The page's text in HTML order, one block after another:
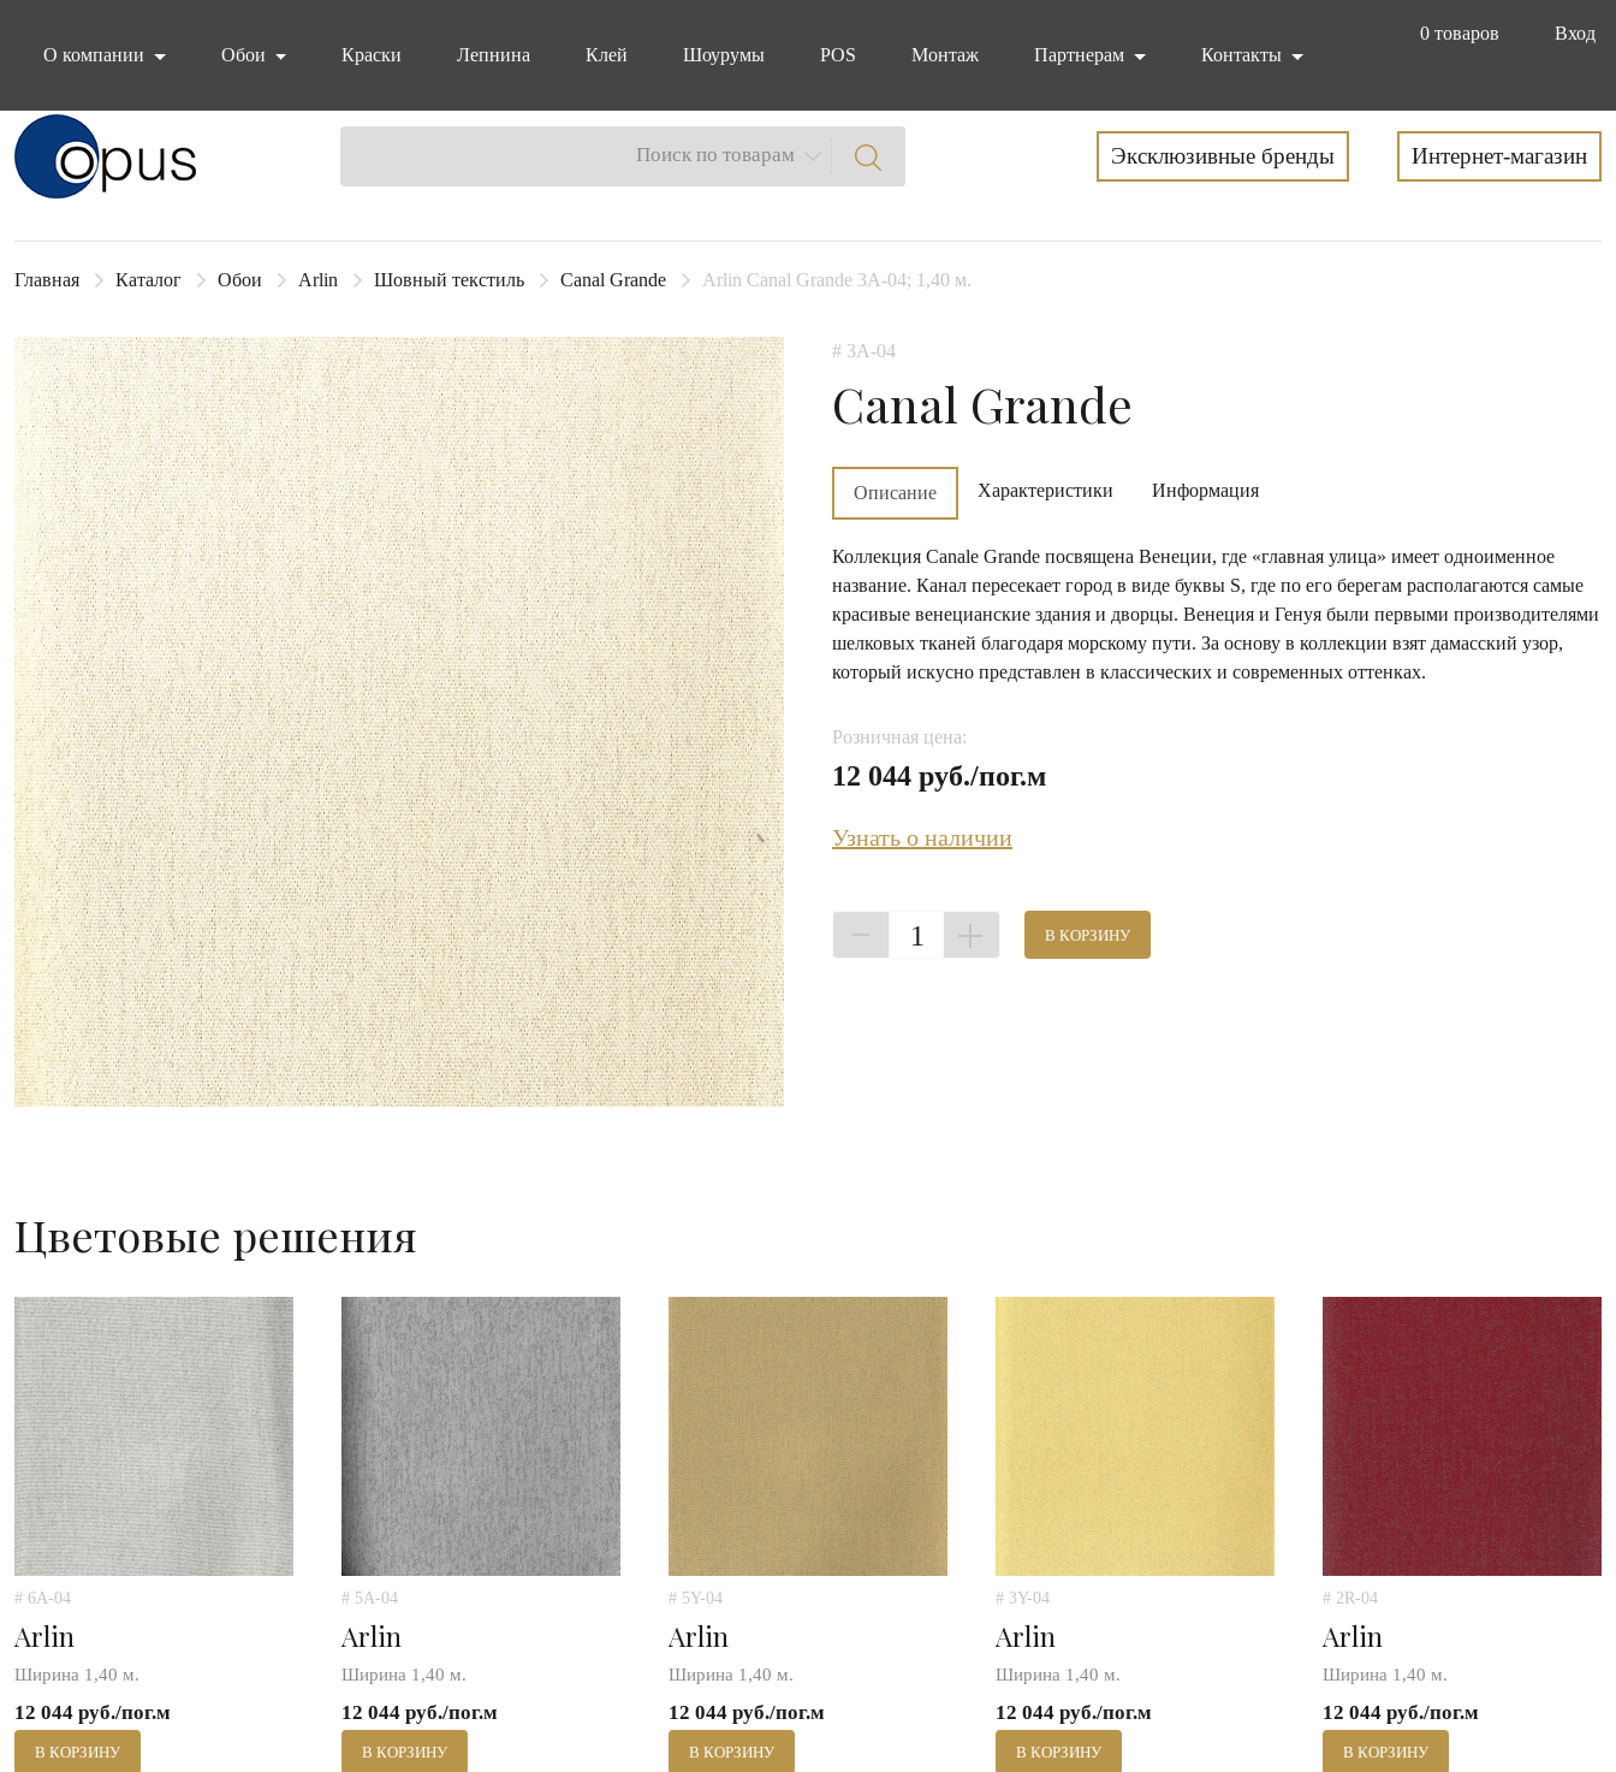
0 товаров
Вход
О компании
Обои Краски Лепнина Клей Шоурумы POS Монтаж Партнерам Контакты
Блок поиска Поиск по товарам Эксклюзивные бренды Интернет-магазин
Главная Каталог Обои Arlin Шовный текстиль Canal Grande Arlin Canal Grande 3A-04; 1,40 м.
# 3A-04
Canal Grande
Описание Характеристики Информация
Коллекция Сanale Grande посвящена Венеции, где «главная улица» имеет одноименное
название. Канал пересекает город в виде буквы S, где по его берегам располагаются самые
красивые венецианские здания и дворцы. Венеция и Генуя были первыми производителями
шелковых тканей благодаря морскому пути. За основу в коллекции взят дамасский узор,
который искусно представлен в классических и современных оттенках.
Розничная цена:
12 044 руб./пог.м
Узнать о наличии
1 В КОРЗИНУ
Цветовые решения
# 6A-04
Arlin
Ширина 1,40 м.
12 044 руб./пог.м
В КОРЗИНУ
# 5A-04
Arlin
Ширина 1,40 м.
12 044 руб./пог.м
В КОРЗИНУ
# 5Y-04
Arlin
Ширина 1,40 м.
12 044 руб./пог.м
В КОРЗИНУ
# 3Y-04
Arlin
Ширина 1,40 м.
12 044 руб./пог.м
В КОРЗИНУ
# 2R-04
Arlin
Ширина 1,40 м.
12 044 руб./пог.м
В КОРЗИНУ